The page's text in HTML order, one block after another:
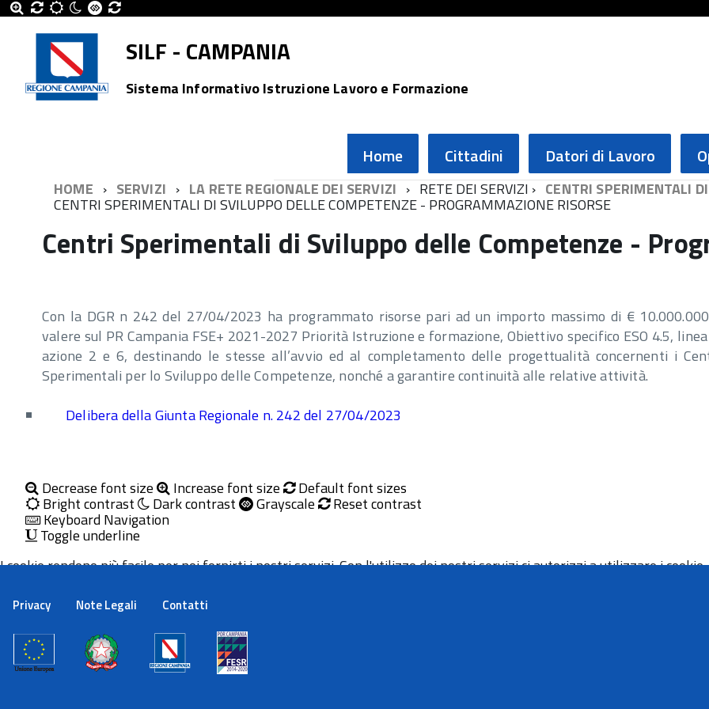
SILF - CAMPANIA
Sistema Informativo Istruzione Lavoro e Formazione
Home Cittadini Datori di Lavoro
HOME SERVIZI LA RETE REGIONALE DEI SERVIZI RETE DEI SERVIZI CENTRI SPERIMENTALI
CENTRI SPERIMENTALI DI SVILUPPO DELLE COMPETENZE - PROGRAMMAZIONE RISORSE
Centri Sperimentali di Sviluppo delle Competenze -
Con la DGR n 242 del 27/04/2023 ha programmato risorse pari ad un importo massimo di €
valere sul PR Campania FSE+ 2021-2027 Priorità Istruzione e formazione, Obiettivo specifico ESO 4.5,
azione 2 e 6, destinando le stesse all’avvio ed al completamento delle progettualità concernenti i
Sperimentali per lo Sviluppo delle Competenze, nonché a garantire continuità alle relative attività.
Delibera della Giunta Regionale n. 242 del 27/04/2023
Decrease font size Increase font size Default font sizes
Bright contrast Dark contrast Grayscale Reset contrast
Keyboard Navigation
Toggle underline
Privacy Note Legali Contatti
I cookie rendono più facile per noi fornirti i nostri servizi. Con l'utilizzo dei nostri servizi ci autorizzi a utilizzare i cookie.